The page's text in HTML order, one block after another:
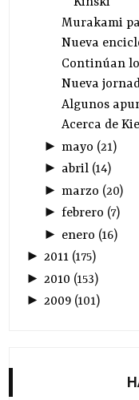
Murakami
Nueva
Continúan
Nueva
Algunos
Acerca de
► mayo (21)
► abril(14)
► marzo (20)
► febrero (7)
► enero (16)
►2011 (175)
► 2010 (153)
►2009 (101)